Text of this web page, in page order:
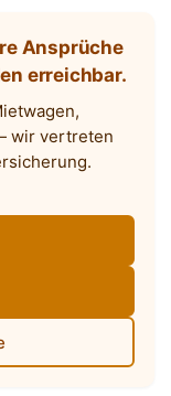
Ansprüche
erreichbar.
wir vertreten